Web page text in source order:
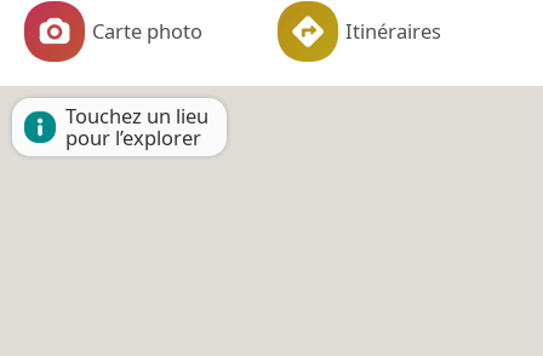
Carte photo Itinéraires
Touchez un lieu
pour l’explorer